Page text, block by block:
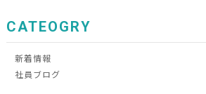
CATEOGRY
新着情報
社員ブログ